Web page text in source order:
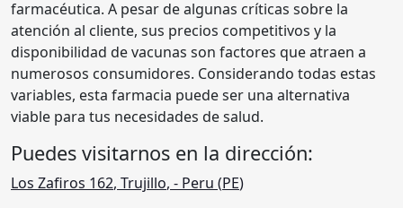
farmacéutica. A pesar de algunas críticas sobre la
atención al cliente, sus precios competitivos y la
disponibilidad de vacunas son factores que atraen a
numerosos consumidores. Considerando todas estas
variables, esta farmacia puede ser una alternativa
viable para tus necesidades de salud.
Puedes visitarnos en la dirección:
Los Zafiros 162, Trujillo, - Peru (PE)